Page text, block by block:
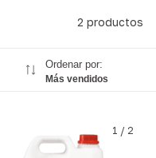
2 productos
Ordenar por:
Más vendidos
1 / 2